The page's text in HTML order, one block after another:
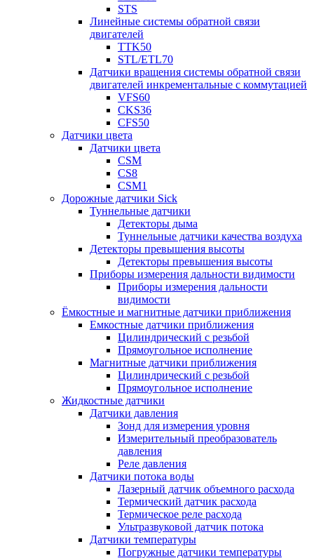
STS
Линейные системы обратной связи
двигателей
TTK50
STL/ETL70
Датчики вращения системы обратной связи
двигателей инкрементальные с коммутацией
VFS60
CKS36
CFS50
Датчики цвета
Датчики цвета
CSM
CS8
CSM1
Дорожные датчики Sick
Туннельные датчики
Детекторы дыма
Туннельные датчики качества воздуха
Детекторы превышения высоты
Детекторы превышения высоты
Приборы измерения дальности видимости
Приборы измерения дальности
видимости
Ёмкостные и магнитные датчики приближения
Емкостные датчики приближения
Цилиндрический с резьбой
Прямоугольное исполнение
Магнитные датчики приближения
Цилиндрический с резьбой
Прямоугольное исполнение
Жидкостные датчики
Датчики давления
Зонд для измерения уровня
Измерительный преобразователь
давления
Реле давления
Датчики потока воды
Лазерный датчик объемного расхода
Термический датчик расхода
Термическое реле расхода
Ультразвуковой датчик потока
Датчики температуры
Погружные датчики температуры